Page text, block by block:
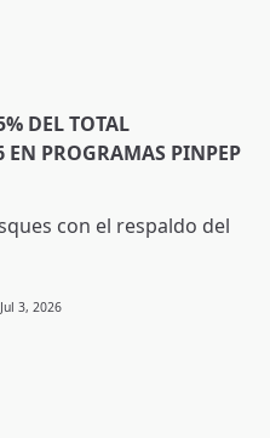
DEL TOTAL
PROGRAMAS PINPEP
con el respaldo del
Jul 3, 2026